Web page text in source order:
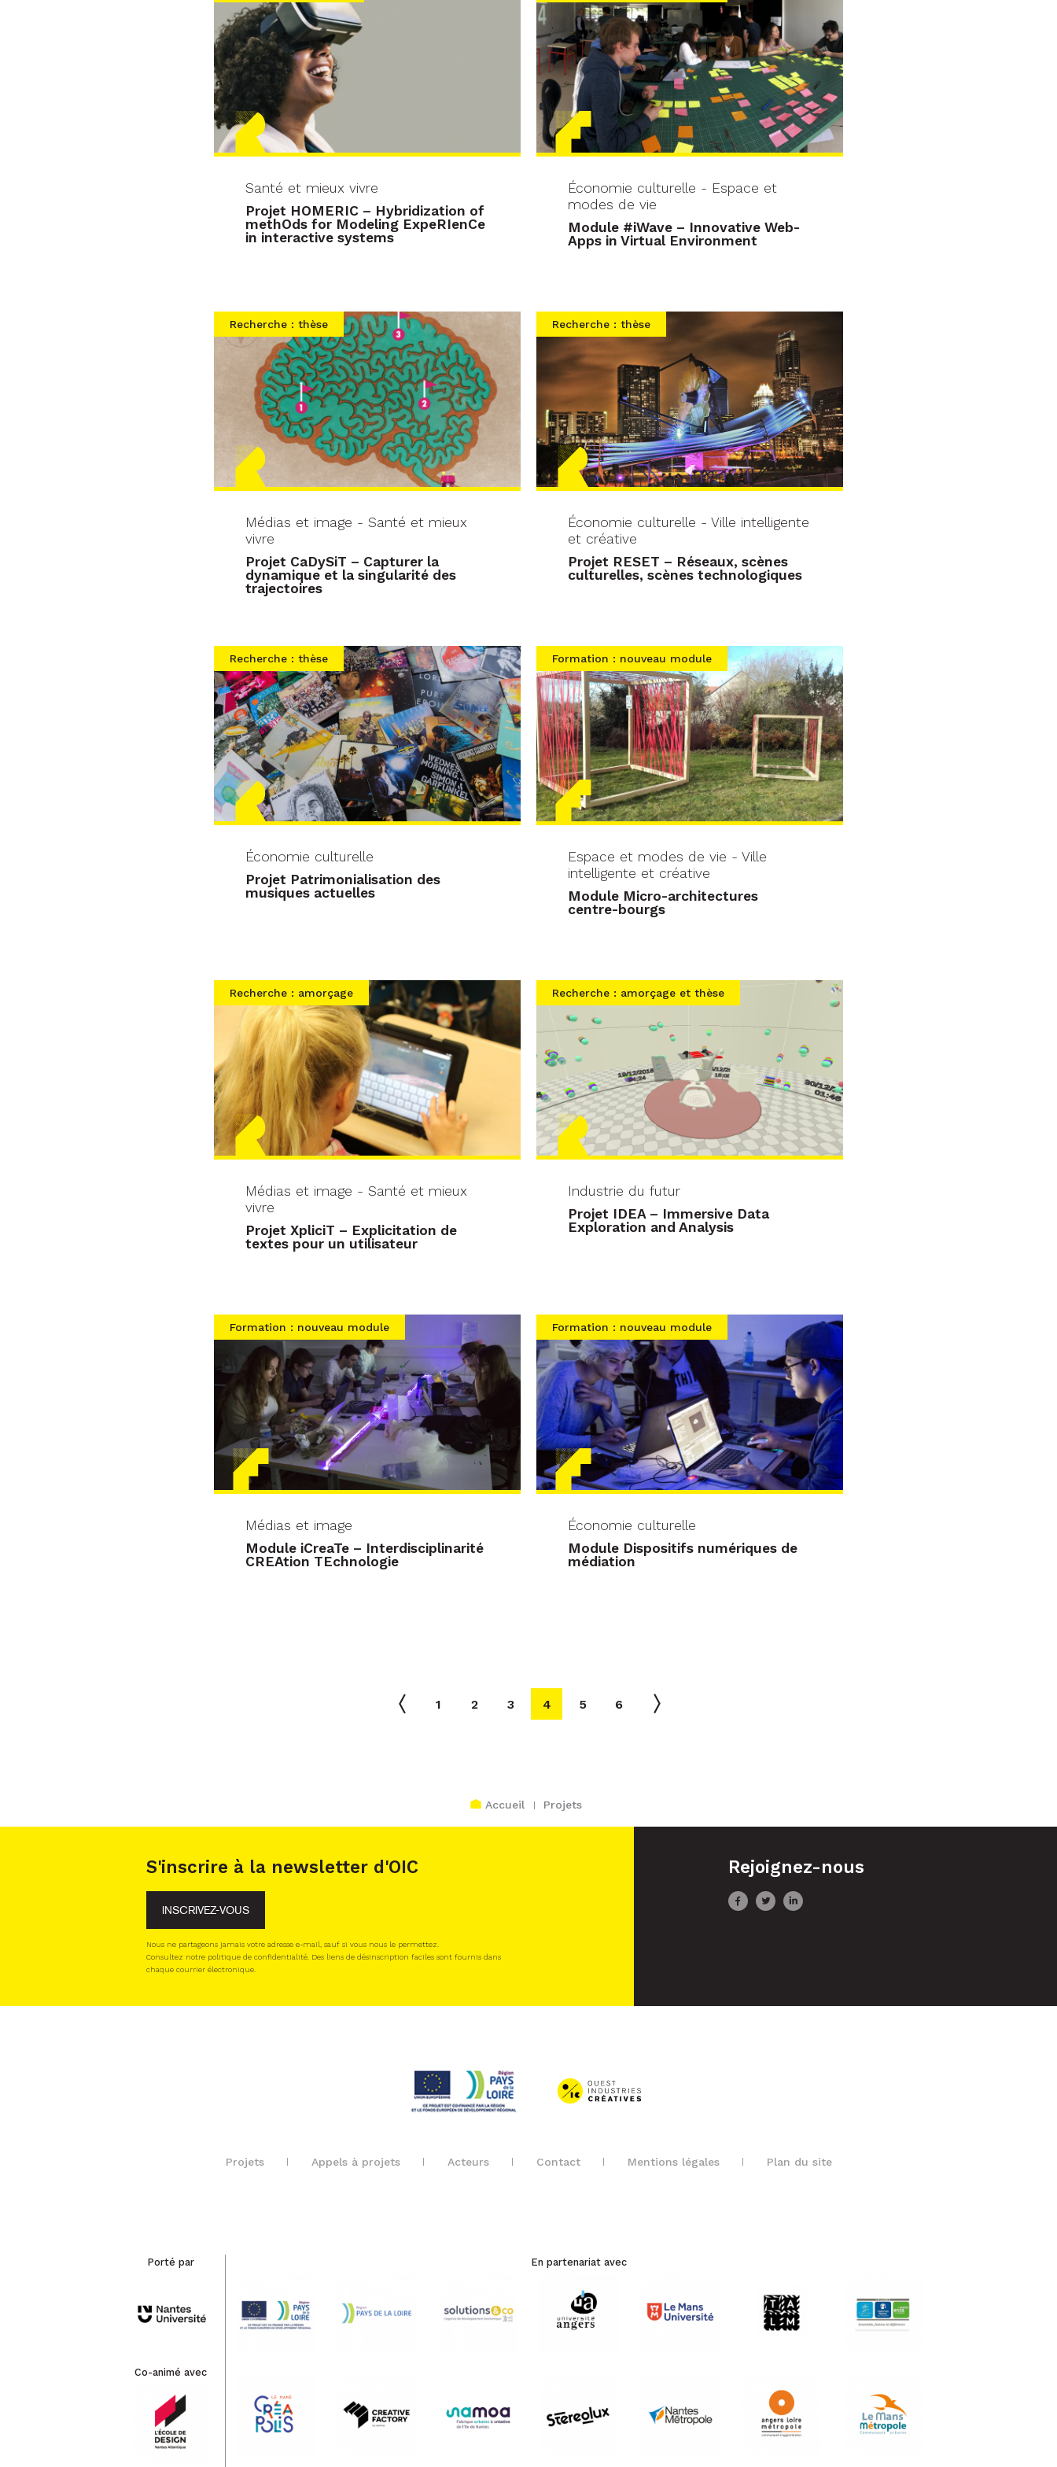
Santé et mieux vivre
Projet HOMERIC – Hybridization of
methOds for Modeling ExpeRIenCe
in interactive systems
Économie culturelle - Espace et
modes de vie
Module #iWave – Innovative Web-
Apps in Virtual Environment
Recherche : thèse
Médias et image - Santé et mieux
vivre
Projet CaDySiT – Capturer la
dynamique et la singularité des
trajectoires
Recherche : thèse
Économie culturelle - Ville intelligente
et créative
Projet RESET – Réseaux, scènes
culturelles, scènes technologiques
Recherche : thèse
Économie culturelle
Projet Patrimonialisation des
musiques actuelles
Formation : nouveau module
Espace et modes de vie - Ville
intelligente et créative
Module Micro-architectures
centre-bourgs
Recherche : amorçage
Médias et image - Santé et mieux
vivre
Projet XpliciT – Explicitation de
textes pour un utilisateur
Recherche : amorçage et thèse
Industrie du futur
Projet IDEA – Immersive Data
Exploration and Analysis
Formation : nouveau module
Médias et image
Module iCreaTe – Interdisciplinarité
CREAtion TEchnologie
Formation : nouveau module
Économie culturelle
Module Dispositifs numériques de
médiation
1 2 3 4 5 6
Accueil Projets
S'inscrire à la newsletter d'OIC
INSCRIVEZ-VOUS
Nous ne partageons jamais votre adresse e-mail, sauf si vous nous le permettez.
Consultez notre politique de confidentialité. Des liens de désinscription faciles sont fournis dans
chaque courrier électronique.
Rejoignez-nous
Projets Appels à projets Acteurs Contact Mentions légales Plan du site
Porté par
Co-animé avec
En partenariat avec